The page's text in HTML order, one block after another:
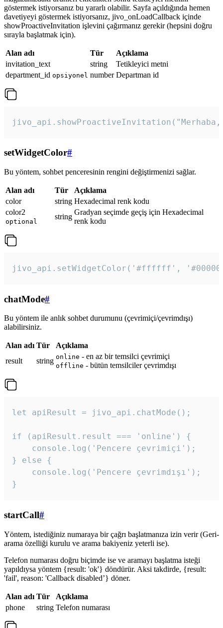
göstermek istiyorsanız bu yararlı olabilir. Sayfa açıldığında hemen
davetiyeyi göstermek istiyorsanız, jivo_onLoadCallback içinde
showProactiveInvitation işlevini çağırmanız gerekir (hepsini doğru
sırayla başlatmak için).
Alan adı Tür
Açıklama
invitation_text
string
Tetikleyici metni
department_id opsiyonel number Departman id
setWidgetColor#
Bu yöntem, sohbet penceresinin rengini değiştirmenizi sağlar.
Alan adı Tür
Açıklama
color
string Hexadecimal renk kodu
color2
optional
string
Gradyan seçimde geçiş için Hexadecimal
renk kodu
jivo_api.setWidgetColor('#ffffff',
chatMode#
Bu yöntem ile anlık sohbet durumunu (çevrimiçi/çevrimdışı)
alabilirsiniz.
Alan adı Tür
Açıklama
result
string online - en az bir temsilci çevrimiçi
offline - bütün temsilciler çevrimdışı
let apiResult = jivo_api.chatMode();
if (apiResult.result === 'online') {
    console.log('Pencere çevrimiçi');
} else {
    console.log('Pencere çevrimdışı');
}
startCall#
Yöntem, istediğiniz numaraya bir çağrı başlatmanıza izin verir (Geri-
arama özelliği kurulu ve arama bakiyeniz yeterli ise).
Telefon numarası doğru biçimde ise ve aramayı başlatma isteği
yapıldıysa yöntem {result: 'ok'} döndürür. Aksi takdirde, {result:
'fail', reason: 'Callback disabled’} döner.
Alan adı Tür
Açıklama
phone
string Telefon numarası